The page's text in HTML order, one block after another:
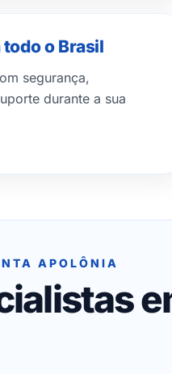
o Brasil
segurança,
durante a sua
APOLÔNIA